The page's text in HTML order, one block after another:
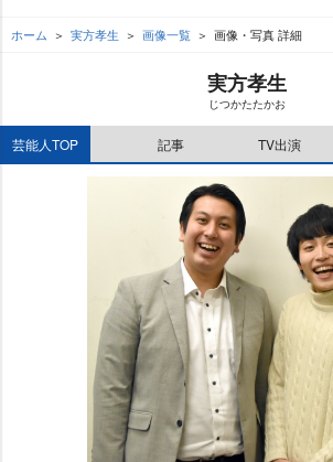
ホーム 実方孝生 画像一覧 画像・写真 詳細
実方孝生
じつかたたかお
芸能人TOP 記事 TV出演